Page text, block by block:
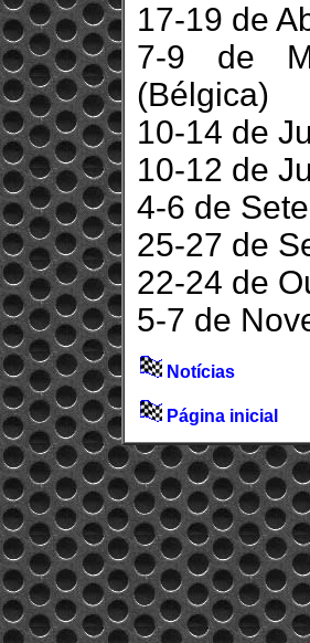
17-19 de
7-9 de
(Bélgica)
10-14 de
10-12 de
4-6 de
25-27 de
22-24 de
5-7 de
Notícias
Página inicial